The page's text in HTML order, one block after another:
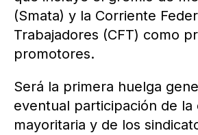
(Smata) y la Corriente
Trabajadores (CFT) como
promotores.
Será la primera huelga
eventual participación de la
mayoritaria y de los